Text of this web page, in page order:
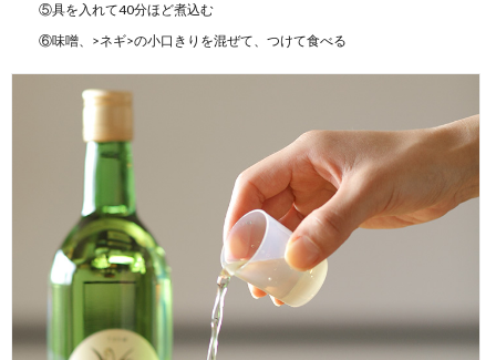
⑤具を入れて40分ほど煮込む
⑥味噌、>ネギ>の小口きりを混ぜて、つけて食べる